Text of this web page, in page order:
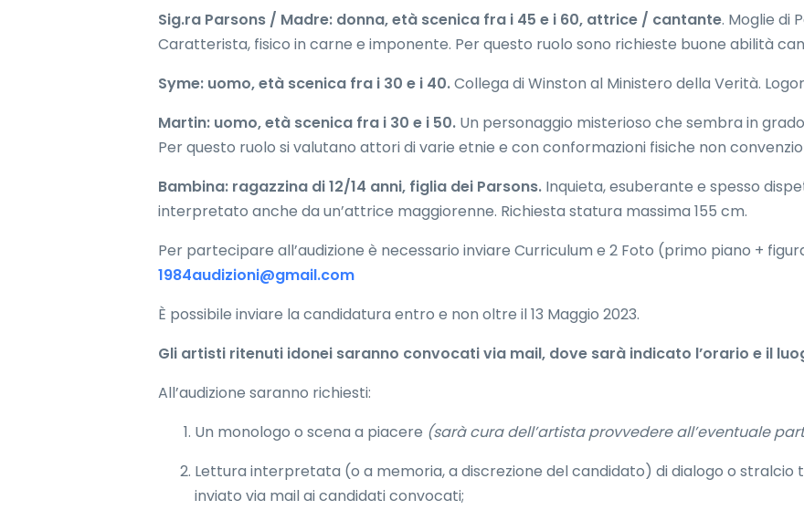
Sig.ra Parsons / Madre: donna, età scenica fra i 45 e i 60, attrice / cantante. Moglie di
Caratterista, fisico in carne e imponente. Per questo ruolo sono richieste buone abilità
Syme: uomo, età scenica fra i 30 e i 40.Collega di Winston al Ministero della Verità.
Martin: uomo, età scenica fra i 30 e i 50.Un personaggio misterioso che sembra in
Per questo ruolo si valutano attori di varie etnie e con conformazioni fisiche non
Bambina: ragazzina di 12/14 anni, figlia dei Parsons.Inquieta, esuberante e spesso
interpretato anche da un’attrice maggiorenne. Richiesta statura massima 155 cm.
Per partecipare all’audizione è necessario inviare Curriculum e 2 Foto (primo piano +
1984audizioni@gmail.com
È possibile inviare la candidatura entro e non oltre il 13 Maggio 2023.
Gli artisti ritenuti idonei saranno convocati via mail, dove sarà indicato l’orario e il
All’audizione saranno richiesti:
Un monologo o scena a piacere (sarà cura dell’artista provvedere all’eventuale
Lettura interpretata (o a memoria, a discrezione del candidato) di dialogo o
inviato via mail ai candidati convocati;